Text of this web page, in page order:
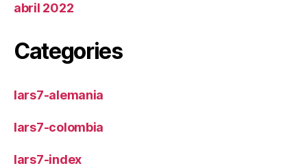
abril 2022
Categories
lars7-alemania
lars7-colombia
lars7-index